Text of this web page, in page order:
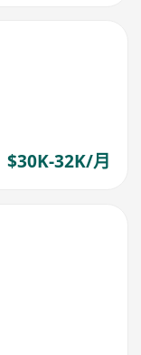
$30K-32K/月